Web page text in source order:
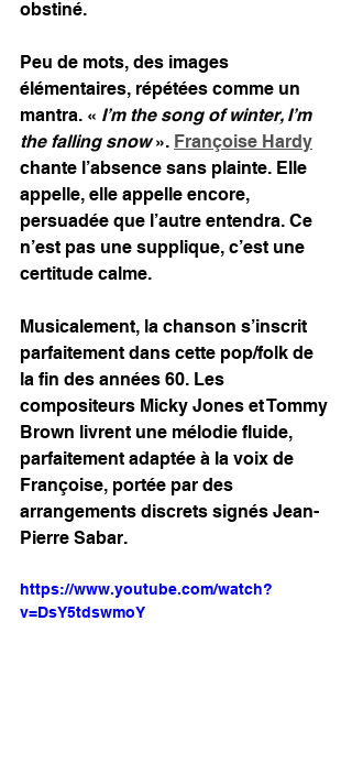
obstiné.
Peu de mots, des images
élémentaires, répétées comme un
mantra. « I’m the song of winter, I’m
the falling snow ». Françoise Hardy
chante l’absence sans plainte. Elle
appelle, elle appelle encore,
persuadée que l’autre entendra. Ce
n’est pas une supplique, c’est une
certitude calme.
Musicalement, la chanson s’inscrit
parfaitement dans cette pop/folk de
la fin des années 60. Les
compositeurs Micky Jones et Tommy
Brown livrent une mélodie fluide,
parfaitement adaptée à la voix de
Françoise, portée par des
arrangements discrets signés Jean-
Pierre Sabar.
https://www.youtube.com/watch?
v=DsY5tdswmoY